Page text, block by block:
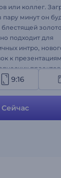
или коллег.
пару минут он
подходит для
интро,
к
9:16
Сейчас